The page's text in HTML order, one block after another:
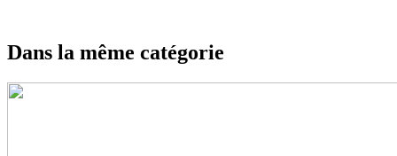
Dans la même catégorie